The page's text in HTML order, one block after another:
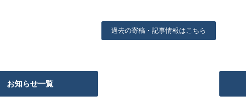
過去の寄稿・記事情報はこちら
お知らせ一覧